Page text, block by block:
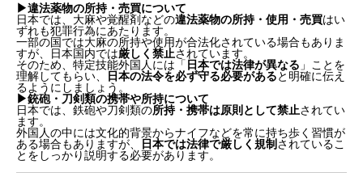
▶︎違法薬物の所持・売買について
日本では、大麻や覚醒剤などの違法薬物の所持・使用・売買はい
ずれも犯罪行為にあたります。
一部の国では大麻の所持や使用が合法化されている場合もありま
すが、日本国内では厳しく禁止されています。
そのため、特定技能外国人には「 日本では法律が異なる 」ことを
理解してもらい、
日本の法令を必ず守る必要があると明確に伝え
るようにしましょう。
▶︎銃砲・刀剣類の携帯や所持について
日本では、鉄砲や刀剣類の所持・携帯は原則として禁止されてい
ます。
外国人の中には文化的背景からナイフなどを常に持ち歩く習慣が
ある場合もありますが、
日本では法律で厳しく規制 されているこ
とをしっかり説明する必要があります。